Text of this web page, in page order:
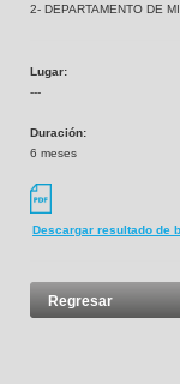
2- DEPARTAMENTO DE
Lugar:
---
Duración:
6 meses
Descargar resultado de
Regresar